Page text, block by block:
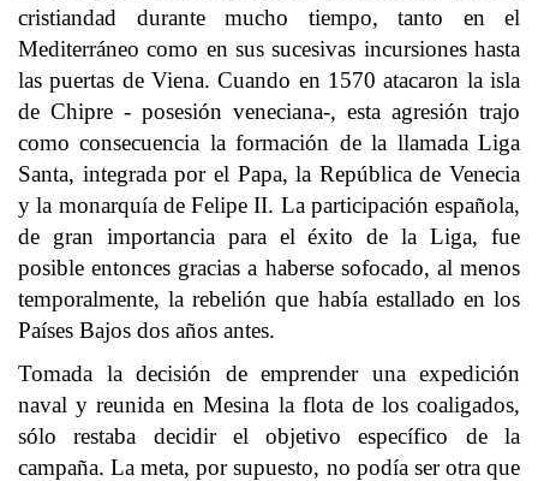
cristiandad durante mucho tiempo, tanto en el
Mediterráneo como en sus sucesivas incursiones hasta
las puertas de Viena. Cuando en 1570 atacaron la isla
de Chipre - posesión veneciana-, esta agresión trajo
como consecuencia la formación de la llamada Liga
Santa, integrada por el Papa, la República de Venecia
y la monarquía de Felipe II. La participación española,
de gran importancia para el éxito de la Liga, fue
posible entonces gracias a haberse sofocado, al menos
temporalmente, la rebelión que había estallado en los
Países Bajos dos años antes.
Tomada la decisión de emprender una expedición
naval y reunida en Mesina la flota de los coaligados,
sólo restaba decidir el objetivo específico de la
campaña. La meta, por supuesto, no podía ser otra que